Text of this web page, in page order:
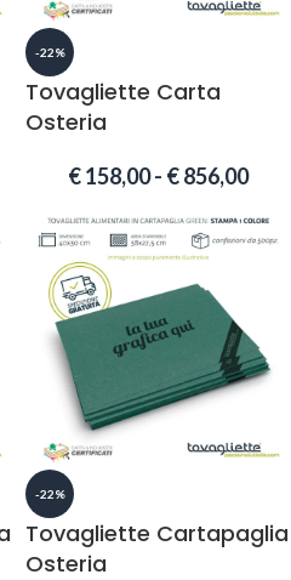
-22%
Tovagliette Carta
Osteria
€158,00- €856,00
-22%
Tovagliette Cartapaglia
Osteria